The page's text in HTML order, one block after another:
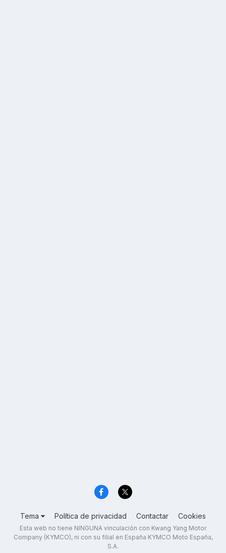
Tema Política de privacidad Contactar Cookies
Esta web no tiene NINGUNA vinculación con Kwang Yang Motor
Company (KYMCO), ni con su filial en España KYMCO Moto España,
S.A.